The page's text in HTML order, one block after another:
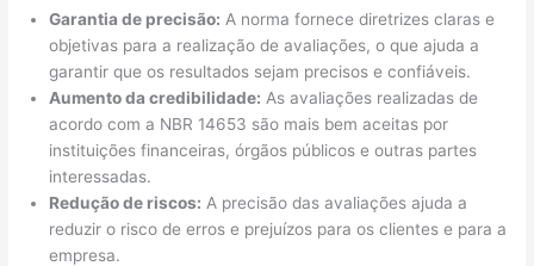
Garantia de precisão: A norma fornece diretrizes claras e
objetivas para a realização de avaliações, o que ajuda a
garantir que os resultados sejam precisos e confiáveis.
Aumento da credibilidade: As avaliações realizadas de
acordo com a NBR 14653 são mais bem aceitas por
instituições financeiras, órgãos públicos e outras partes
interessadas.
Redução de riscos: A precisão das avaliações ajuda a
reduzir o risco de erros e prejuízos para os clientes e para a
empresa.